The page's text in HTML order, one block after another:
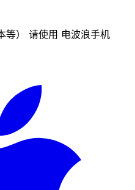
等） 请使用 电波浪手机